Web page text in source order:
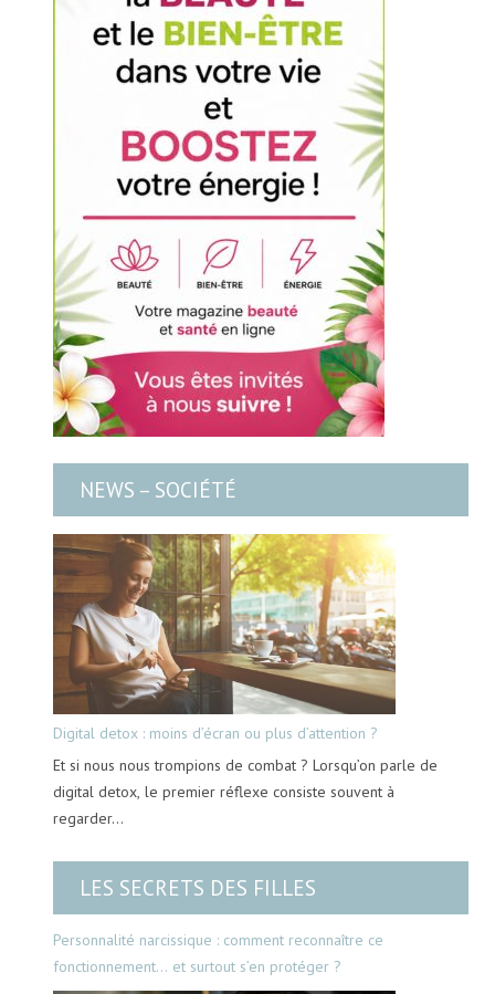
NEWS – SOCIÉTÉ
Digital detox : moins d’écran ou plus d’attention ?
Et si nous nous trompions de combat ? Lorsqu’on parle de
digital detox, le premier réflexe consiste souvent à
regarder…
LES SECRETS DES FILLES
Personnalité narcissique : comment reconnaître ce
fonctionnement… et surtout s’en protéger ?